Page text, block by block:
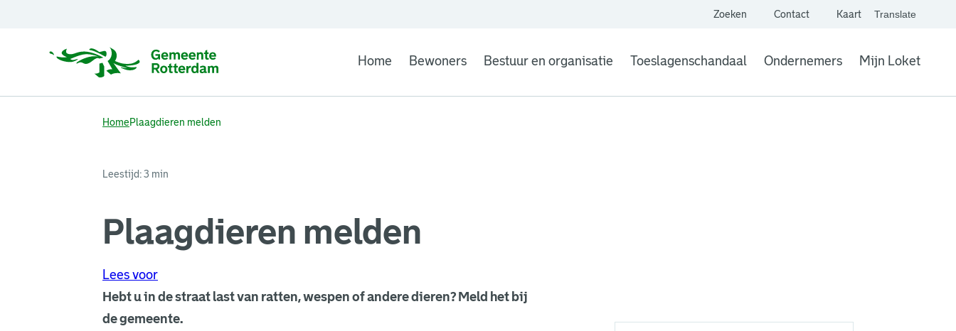
Zoeken Contact Kaart
. Link opent een
Translate
website,
Vertaal
Home Bewoners Bestuur en organisatie Toeslagenschandaal Ondernemers Mijn Loket
. Link opent een
HomePlaagdieren melden
Leestijd: 3 min
Plaagdieren melden
Lees voor
Hebt u in de straat last van ratten, wespen of andere dieren? Meld het bij
de gemeente.